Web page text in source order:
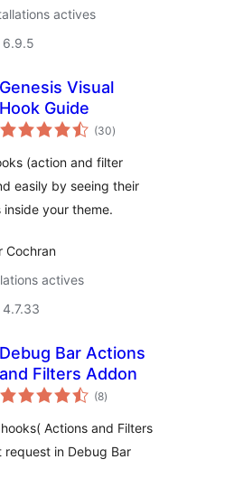
actives
6.9.5
Genesis Visual
Hook Guide
(30notes
en
)
(action and filter
easily by seeing their
your theme.
Cochran
actives
Debug Bar Actions
and Filters Addon
(8notes
en
)
Actions and Filters
in Debug Bar